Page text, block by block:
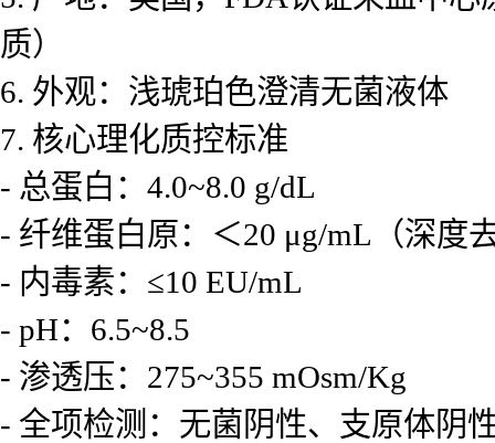
质）
6. 外观：浅琥珀色澄清无菌液体
7. 核心理化质控标准
- 总蛋白：4.0~8.0 g/dL
- 纤维蛋白原：＜20 μg/mL（深度
- 内毒素：≤10 EU/mL
- pH：6.5~8.5
- 渗透压：275~355 mOsm/Kg
- 全项检测：无菌阴性、支原体阴